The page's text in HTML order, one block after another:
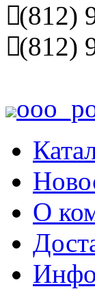
(812)
(812)
О